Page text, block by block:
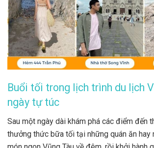
Buổi tối trong lịch trình du lịch
ngày tự túc
Sau một ngày dài khám phá các điểm đến
thưởng thức bữa tối tại những quán ăn hay